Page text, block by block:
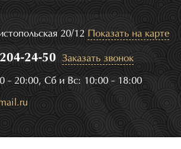
20/12 Показать на карте
24-50 Заказать звонок
- 20:00, Сб и Вс: 10:00 - 18:00